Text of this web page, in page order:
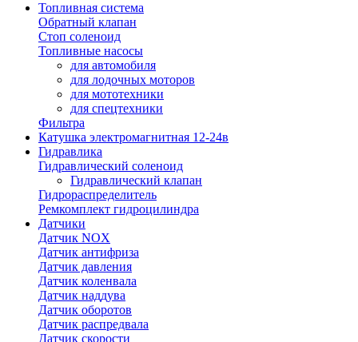
Топливная система
Обратный клапан
Стоп соленоид
Топливные насосы
для автомобиля
для лодочных моторов
для мототехники
для спецтехники
Фильтра
Катушка электромагнитная 12-24в
Гидравлика
Гидравлический соленоид
Гидравлический клапан
Гидрораспределитель
Ремкомплект гидроцилиндра
Датчики
Датчик NOX
Датчик антифриза
Датчик давления
Датчик коленвала
Датчик наддува
Датчик оборотов
Датчик распредвала
Датчик скорости